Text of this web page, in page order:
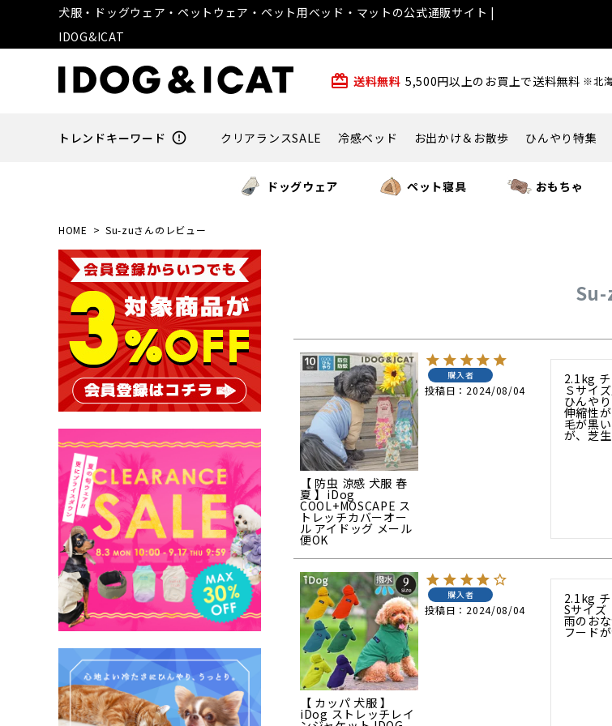
犬服・ドッグウェア・ペットウェア・ペット用ベッド・マットの公式通販サイト |
IDOG&ICAT
card_giftcard 送料無料 5,500円以上のお買上で送料無料 ※北
トレンドキーワード error_outline クリアランスSALE 冷感ベッド お出かけ＆お散歩 ひんやり特集
ドッグウェア ペット寝具 おもちゃ
HOME Su-zuさんのレビュー
Su-
【 防虫 涼感 犬服 春
夏 】iDog
COOL+MOSCAPE ス
トレッチカバーオー
ル アイドッグ メール
便OK
購入者
投稿日 2024/08/04
2.1kg
Ｓサイ
ひんや
伸縮性
毛が黒
が、芝
【 カッパ 犬服 】
iDog ストレッチレイ
購入者
投稿日 2024/08/04
2.1kg
Sサイズ
雨のお
フード